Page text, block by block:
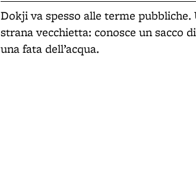
Dokji va spesso alle terme
strana vecchietta: conosce un sacco
una fata dell’acqua.